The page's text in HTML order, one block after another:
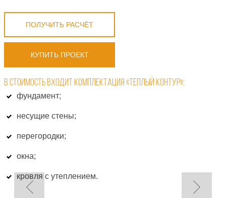
ПОЛУЧИТЬ РАСЧЁТ
КУПИТЬ ПРОЕКТ
В СТОИМОСТЬ ВХОДИТ КОМПЛЕКТАЦИЯ «ТЕПЛЫЙ КОНТУР»:
фундамент;
несущие стены;
перегородки;
окна;
кровля с утеплением.